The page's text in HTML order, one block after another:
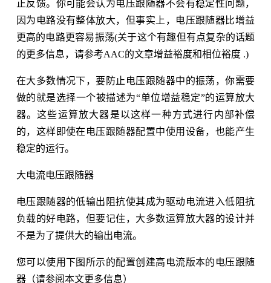
正反馈。你可能会认为电压跟随器不会有稳定性问题，
因为电路没有整体放大，但事实上，电压跟随器比增益
更高的电路更容易振荡(关于这个有趣但有点复杂的话题
的更多信息，请参考AAC的文章增益裕度和相位裕度 .)
在大多数情况下，要防止电压跟随器中的振荡，你需要
做的就是选择一个被描述为“单位增益稳定”的运算放大
器。这些运算放大器是以这样一种方式进行内部补偿
的，这样即使在电压跟随器配置中使用设备，也能产生
稳定的运行。
大电流电压跟随器
电压跟随器的低输出阻抗使其成为驱动电流进入低阻抗
负载的好电路，但要记住，大多数运算放大器的设计并
不是为了提供大的输出电流。
您可以使用下图所示的配置创建高电流版本的电压跟随
器（请参阅本文更多信息）